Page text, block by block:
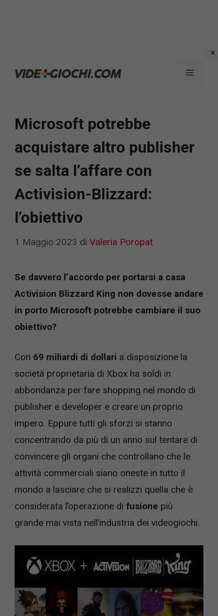
Menu
Microsoft potrebbe
acquistare altro publisher
se salta l’affare con
Activision-Blizzard:
l’obiettivo
1 Maggio 2023 di Valeria Poropat
Se davvero l’accordo per portarsi a casa
Activision Blizzard King non dovesse andare
in porto Microsoft potrebbe cambiare il suo
obiettivo?
Con 69 miliardi di dollari a disposizione la
società proprietaria di Xbox ha soldi in
abbondanza per fare shopping nel mondo di
publisher e developer e creare un proprio
impero. Eppure tutti gli sforzi si stanno
concentrando da più di un anno sul tentare di
convincere gli organi che controllano che le
attività commerciali siano oneste in tutto il
mondo a lasciare che si realizzi quella che è
considerata l’operazione di fusione più
grande mai vista nell’industria dei videogiochi.